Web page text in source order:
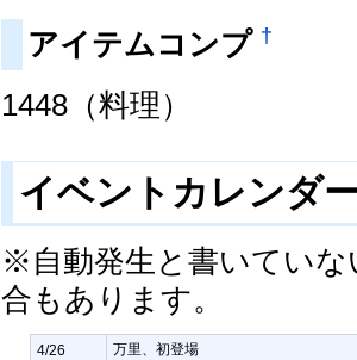
アイテムコンプ †
1448（料理）
イベントカレンダ
※自動発生と書いていな
合もあります。
4/26
万里、初登場